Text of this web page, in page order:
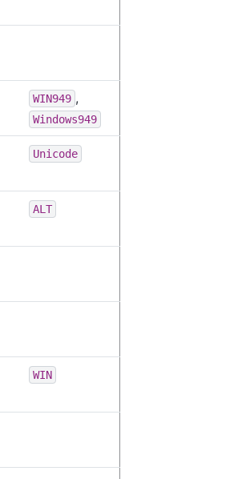
WIN949 ,
Windows949
Unicode
ALT
WIN